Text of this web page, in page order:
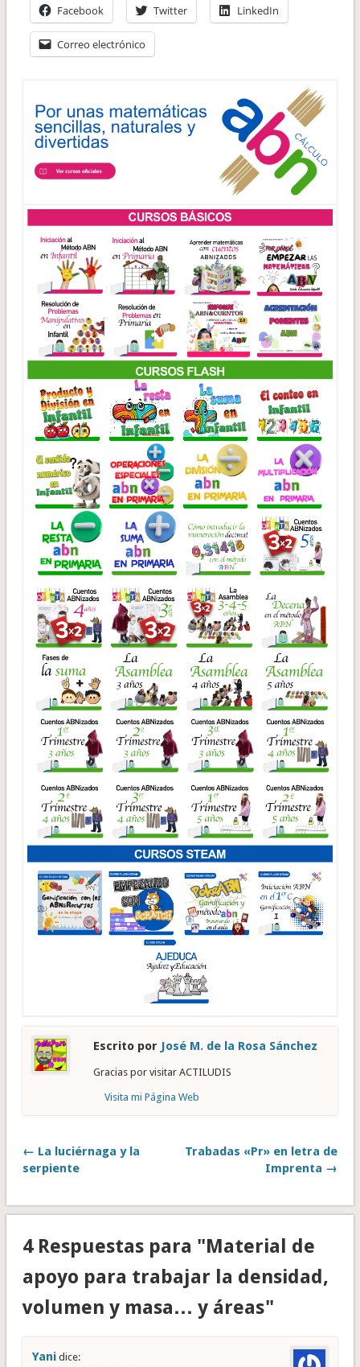
Facebook Twitter LinkedIn
Correo electrónico
Escrito por José M. de la Rosa Sánchez
Gracias por visitar ACTILUDIS
Visita mi Página Web
← La luciérnaga y la
serpiente
Trabadas «Pr» en letra de
Imprenta →
4 Respuestas para "Material de
apoyo para trabajar la densidad,
volumen y masa… y áreas"
Yani dice: